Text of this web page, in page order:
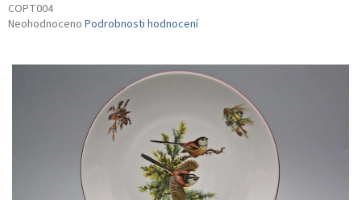
COPT004
Průměrné
je
Neohodnoceno Podrobnosti hodnocení